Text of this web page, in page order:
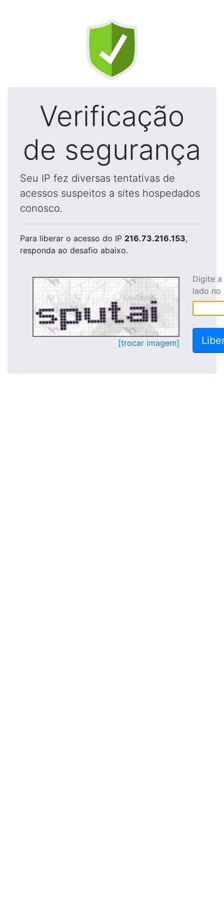
Verificação
de segurança
Seu IP fez diversas tentativas de
acessos suspeitos a sites hospedados
conosco.
Para liberar o acesso do IP 216.73.216.153,
responda ao desafio abaixo.
[trocar imagem]
Digite
lado no